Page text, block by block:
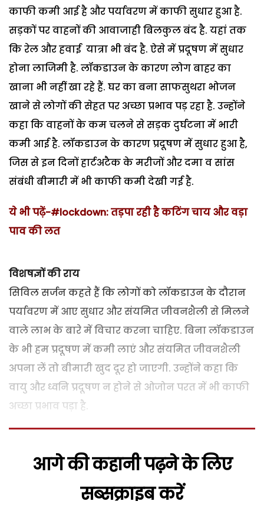
काफी कमी आई है और पर्यावरण में काफी सुधार हुआ है.
सड़कों पर वाहनों की आवाजाही बिलकुल बंद है. यहां तक
कि रेल और हवाई यात्रा भी बंद है. ऐसे में प्रदूषण में सुधार
होना लाजिमी है. लॉकडाउन के कारण लोग बाहर का
खाना भी नहीं खा रहे हैं. घर का बना साफसुथरा भोजन
खाने से लोगों की सेहत पर अच्छा प्रभाव पड़ रहा है. उन्होंने
कहा कि वाहनों के कम चलने से सड़क दुर्घटना में भारी
कमी आई है. लॉकडाउन के कारण प्रदूषण में सुधार हुआ है,
जिस से इन दिनों हार्टअटैक के मरीजों और दमा व सांस
संबंधी बीमारी में भी काफी कमी देखी गई है.
ये भी पढ़ें-#lockdown: तड़पा रही है कटिंग चाय और वड़ा
पाव की लत
विशषज्ञों की राय
सिविल सर्जन कहते हैं कि लोगों को लॉकडाउन के दौरान
पर्यावरण में आए सुधार और संयमित जीवनशैली से मिलने
वाले लाभ के बारे में विचार करना चाहिए. बिना लॉकडाउन
के भी हम प्रदूषण में कमी लाएं और संयमित जीवनशैली
अपना लें तो बीमारी खुद दूर हो जाएगी. उन्होंने कहा कि
वायु और ध्वनि प्रदूषण न होने से ओजोन परत में भी काफी
अच्छा प्रभाव पड़ा है.
आगे की कहानी पढ़ने के लिए
सब्सक्राइब करें